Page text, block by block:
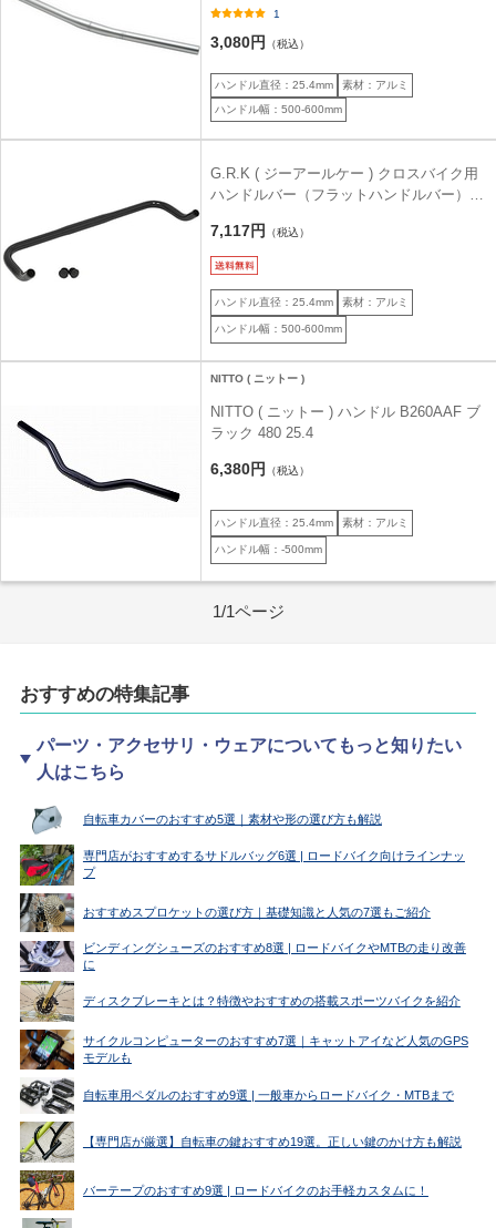
ー25.4 シルバー 540
1
3,080円 （税込）
ハンドル直径：25.4mm 素材：アルミ
ハンドル幅：500-600mm
G.R.K ( ジーアールケー ) クロスバイク用
ハンドルバー（フラットハンドルバー）
7,117円 （税込）
ハンドル直径：25.4mm 素材：アルミ
ハンドル幅：500-600mm
NITTO ( ニットー )
NITTO ( ニットー ) ハンドル B260AAF ブ
ラック 480 25.4
6,380円 （税込）
ハンドル直径：25.4mm 素材：アルミ
ハンドル幅：-500mm
1/1ページ
おすすめの特集記事
パーツ・アクセサリ・ウェアについてもっと知りたい
人はこちら
自転車カバーのおすすめ5選｜素材や形の選び方も解説
専門店がおすすめするサドルバッグ6選 | ロードバイク向けラインナッ
プ
おすすめスプロケットの選び方｜基礎知識と人気の7選もご紹介
ビンディングシューズのおすすめ8選 | ロードバイクやMTBの走り改善
に
ディスクブレーキとは？特徴やおすすめの搭載スポーツバイクを紹介
サイクルコンピューターのおすすめ7選｜キャットアイなど人気のGPS
モデルも
自転車用ペダルのおすすめ9選 | 一般車からロードバイク・MTBまで
【専門店が厳選】自転車の鍵おすすめ19選。正しい鍵のかけ方も解説
バーテープのおすすめ9選 | ロードバイクのお手軽カスタムに！